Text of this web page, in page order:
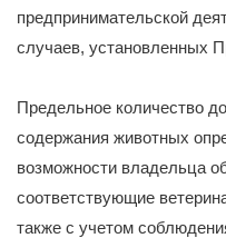
предпринимательской
случаев, установленных
Предельное количество
содержания животных
возможности владельца
соответствующие
также с учетом